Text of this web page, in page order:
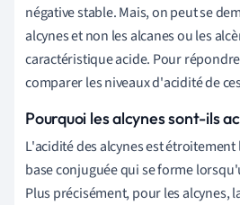
négative stable. Mais, on peut se
alcynes et non les alcanes ou les
caractéristique acide. Pour
comparer les niveaux d'acidité de
Pourquoi les alcynes sont-ils
L'acidité des alcynes est étroitement
base conjuguée qui se forme
Plus précisément, pour les alcynes,